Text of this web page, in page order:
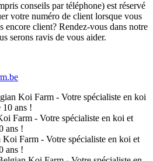
conseils par téléphone) est réservé
votre numéro de client lorsque vous
encore client? Rendez-vous dans notre
serons ravis de vous aider.